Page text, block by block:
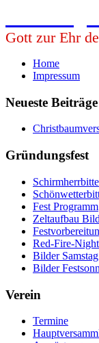
Gott zur Ehr
Home
Impressum
Neueste Beiträge
Gründungsfest
Fest Programm
Zeltaufbau
Red-Fire-
Bilder
Bilder
Verein
Termine